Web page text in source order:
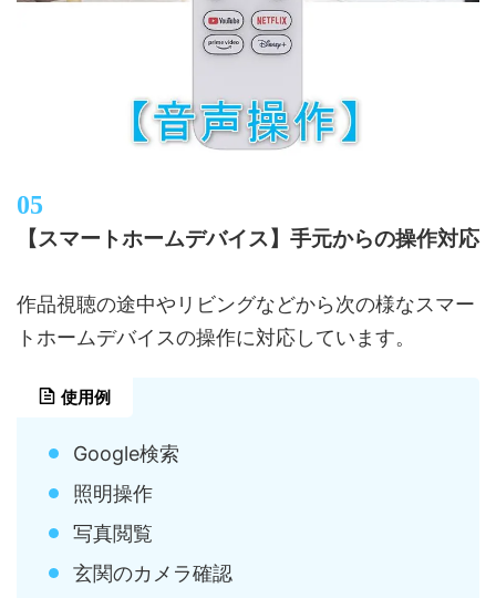
【スマートホームデバイス】手元からの操作対応
作品視聴の途中やリビングなどから次の様なスマー
トホームデバイスの操作に対応しています。
使用例
Google検索
照明操作
写真閲覧
玄関のカメラ確認